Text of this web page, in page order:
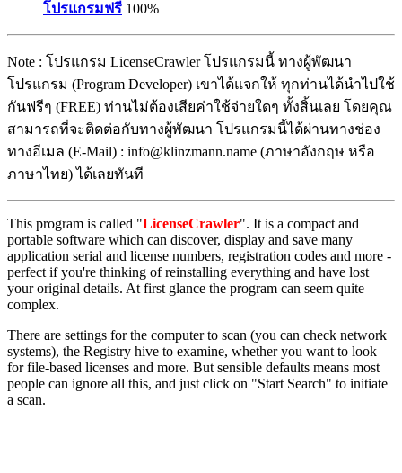
โปรแกรมฟรี 100%
Note : โปรแกรม LicenseCrawler โปรแกรมนี้ ทางผู้พัฒนา
โปรแกรม (Program Developer) เขาได้แจกให้ ทุกท่านได้นำไปใช้
กันฟรีๆ (FREE) ท่านไม่ต้องเสียค่าใช้จ่ายใดๆ ทั้งสิ้นเลย โดยคุณ
สามารถที่จะติดต่อกับทางผู้พัฒนา โปรแกรมนี้ได้ผ่านทางช่อง
ทางอีเมล (E-Mail) : info@klinzmann.name (ภาษาอังกฤษ หรือ
ภาษาไทย) ได้เลยทันที
This program is called "LicenseCrawler". It is a compact and
portable software which can discover, display and save many
application serial and license numbers, registration codes and more -
perfect if you're thinking of reinstalling everything and have lost
your original details. At first glance the program can seem quite
complex.
There are settings for the computer to scan (you can check network
systems), the Registry hive to examine, whether you want to look
for file-based licenses and more. But sensible defaults means most
people can ignore all this, and just click on "Start Search" to initiate
a scan.